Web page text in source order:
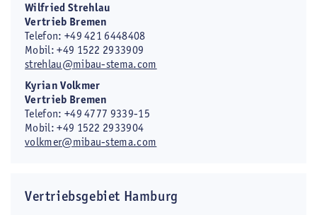
Wilfried Strehlau
Vertrieb Bremen
Telefon: +49 421 6448408
Mobil: +49 1522 2933909
strehlau@mibau-stema.com
Kyrian Volkmer
Vertrieb Bremen
Telefon: +49 4777 9339-15
Mobil: +49 1522 2933904
volkmer@mibau-stema.com
Vertriebsgebiet Hamburg